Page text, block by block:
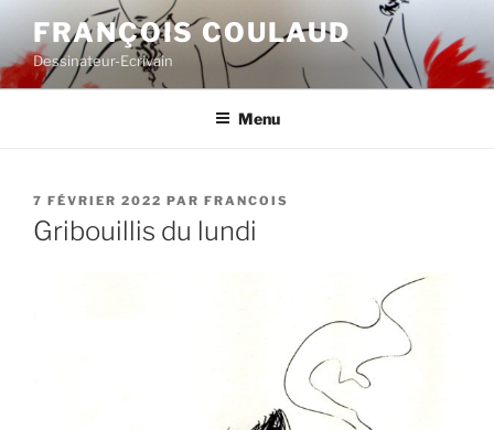
contenu
principal
FRANÇOIS COULAUD
Dessinateur-Ecrivain
Menu
PUBLIÉ
LE
7 FÉVRIER 2022 PAR FRANCOIS
Gribouillis du lundi